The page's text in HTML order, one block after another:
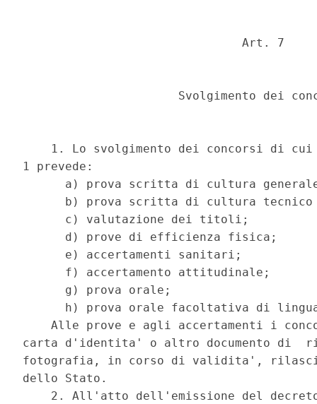
                               Art. 7
Svolgimento dei
1. Lo svolgimento dei concorsi di
1 prevede:
a) prova scritta di cultura
b) prova scritta di cultura
      c) valutazione dei titoli;
      d) prove di efficienza fisica;
      e) accertamenti sanitari;
      f) accertamento attitudinale;
      g) prova orale;
h) prova orale facoltativa di
Alle prove e agli accertamenti i
carta d'identita' o altro documento di
fotografia, in corso di validita',
dello Stato.
2. All'atto dell'emissione del